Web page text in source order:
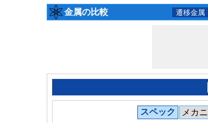
金属の比較 遷移金属
スペック